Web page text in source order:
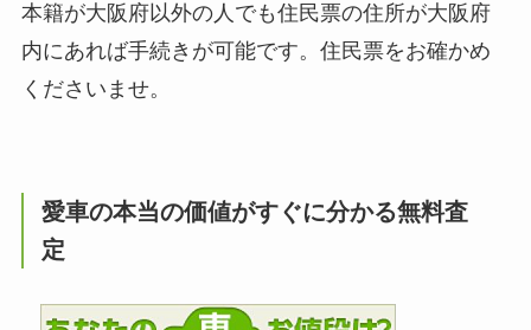
本籍が大阪府以外の人でも住民票の住所が大阪府
内にあれば手続きが可能です。住民票をお確かめ
くださいませ。
愛車の本当の価値がすぐに分かる無料査
定